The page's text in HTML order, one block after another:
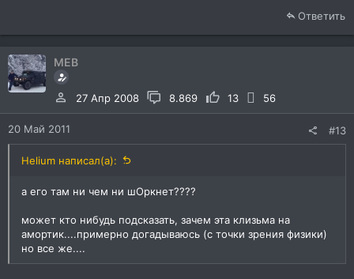
Ответить
MEB
27 Апр 2008 8.869 13 56
20 Май 2011 #13
Helium написал(а):
а его там ни чем ни шОркнет????
может кто нибудь подсказать, зачем эта клизьма на
амортик....примерно догадываюсь (с точки зрения физики)
но все же....